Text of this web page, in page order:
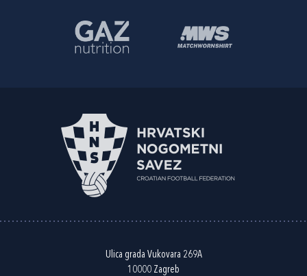
Ulica grada Vukovara 269A
10000 Zagreb